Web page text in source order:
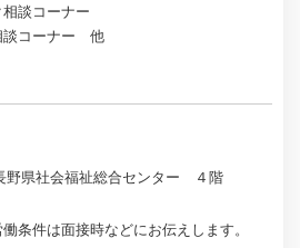
談コーナー
談コーナー 他
県社会福祉総合センター ４階
条件は面接時などにお伝えします。